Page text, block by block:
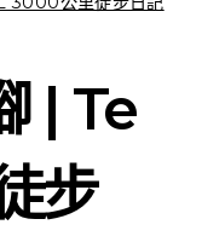
| Te
步